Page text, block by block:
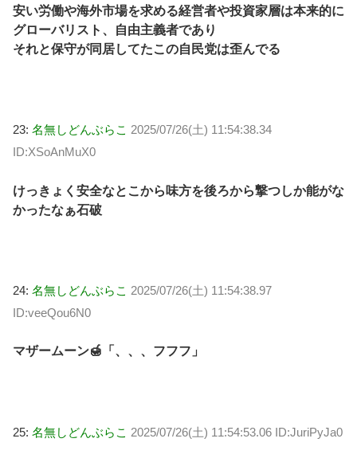
安い労働や海外市場を求める経営者や投資家層は本来的に
グローバリスト、自由主義者であり
それと保守が同居してたこの自民党は歪んでる
23: 名無しどんぶらこ 2025/07/26(土) 11:54:38.34
ID:XSoAnMuX0
けっきょく安全なとこから味方を後ろから撃つしか能がな
かったなぁ石破
24: 名無しどんぶらこ 2025/07/26(土) 11:54:38.97
ID:veeQou6N0
マザームーン🍯「、、、フフフ」
25: 名無しどんぶらこ 2025/07/26(土) 11:54:53.06 ID:JuriPyJa0